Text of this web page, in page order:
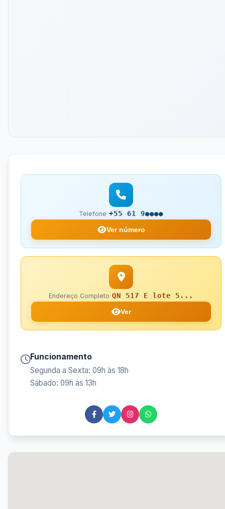
Telefone +55 61 9●●●●
Ver número
Endereço Completo QN 517 E lote 5...
Ver
Funcionamento
Segunda a Sexta: 09h às 18h
Sábado: 09h às 13h